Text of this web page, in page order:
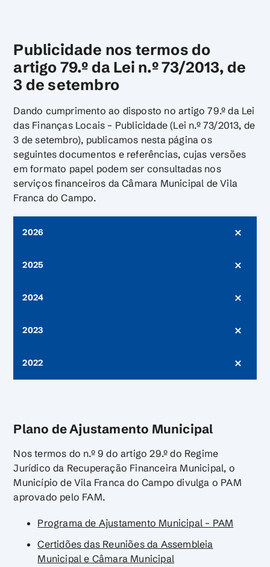
Publicidade nos termos do
artigo 79.º da Lei n.º 73/2013, de
3 de setembro
Dando cumprimento ao disposto no artigo 79.º da Lei
das Finanças Locais – Publicidade (Lei n.º 73/2013, de
3 de setembro), publicamos nesta página os
seguintes documentos e referências, cujas versões
em formato papel podem ser consultadas nos
serviços financeiros da Câmara Municipal de Vila
Franca do Campo.
2026
2025
2024
2023
2022
Plano de Ajustamento Municipal
Nos termos do n.º 9 do artigo 29.º do Regime
Jurídico da Recuperação Financeira Municipal, o
Município de Vila Franca do Campo divulga o PAM
aprovado pelo FAM.
Programa de Ajustamento Municipal – PAM
Certidões das Reuniões da Assembleia
Municipal e Câmara Municipal